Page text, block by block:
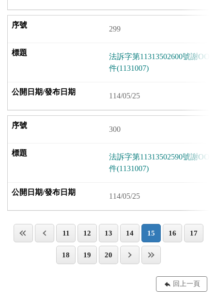
299
法訴字第11313502600號謝OO
件(1131007)
114/05/25
300
法訴字第11313502590號謝OO
件(1131007)
114/05/25
11 12 13 14 15 16 17
18 19 20
回上一頁